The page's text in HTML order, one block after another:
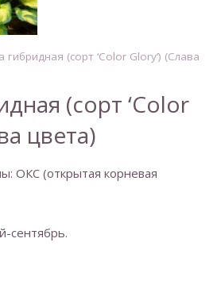
гибридная (сорт ‘Color Glory’) (Слава
(сорт ‘Color
цвета)
ОКС (открытая корневая
сентябрь.